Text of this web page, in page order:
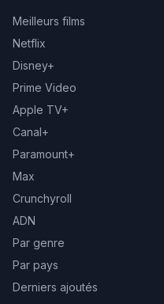
Meilleurs films
Netflix
Disney+
Prime Video
Apple TV+
Canal+
Paramount+
Max
Crunchyroll
ADN
Par genre
Par pays
Derniers ajoutés